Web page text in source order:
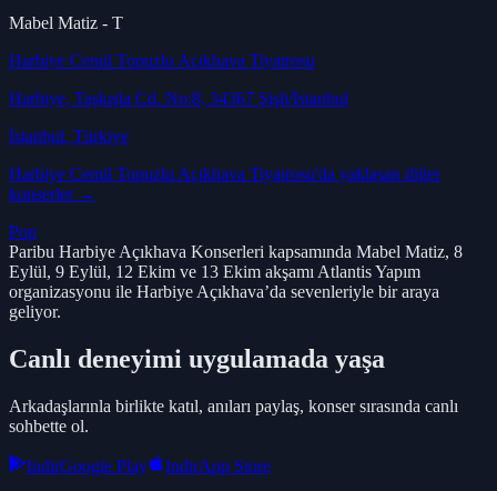
Mabel Matiz - T
Harbiye Cemil Topuzlu Açıkhava Tiyatrosu
Harbiye, Taşkışla Cd. No:8, 34367 Şişli/İstanbul
İstanbul, Türkiye
Harbiye Cemil Topuzlu Açıkhava Tiyatrosu'da yaklaşan diğer
konserler →
Pop
Paribu Harbiye Açıkhava Konserleri kapsamında Mabel Matiz, 8
Eylül, 9 Eylül, 12 Ekim ve 13 Ekim akşamı Atlantis Yapım
organizasyonu ile Harbiye Açıkhava’da sevenleriyle bir araya
geliyor.
Canlı deneyimi uygulamada yaşa
Arkadaşlarınla birlikte katıl, anıları paylaş, konser sırasında canlı
sohbette ol.
IndirGoogle Play IndirApp Store